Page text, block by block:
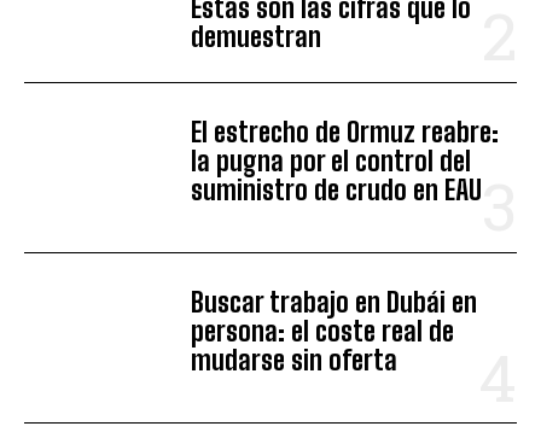
Estas son las cifras que lo
demuestran
El estrecho de Ormuz reabre:
la pugna por el control del
suministro de crudo en EAU
Buscar trabajo en Dubái en
persona: el coste real de
mudarse sin oferta